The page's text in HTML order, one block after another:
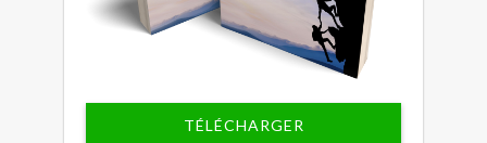
TÉLÉCHARGER